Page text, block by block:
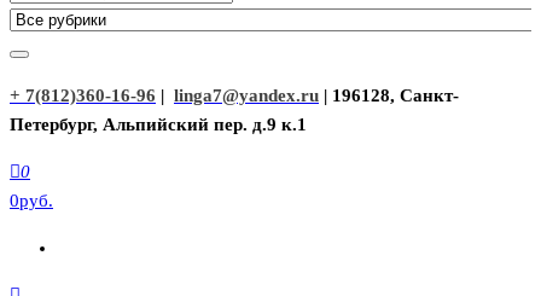
Измерительные приборы Виолан
+ 7(812)360-16-96 | linga7@yandex.ru | 196128, Санкт-
Петербург, Альпийский пер. д.9 к.1
0
0руб.